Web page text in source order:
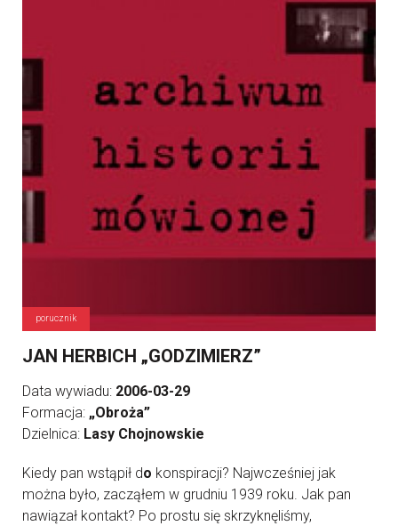
porucznik
JAN HERBICH „GODZIMIERZ”
Data wywiadu: 2006-03-29
Formacja: „Obroża”
Dzielnica: Lasy Chojnowskie
Kiedy pan wstąpił do konspiracji? Najwcześniej jak
można było, zacząłem w grudniu 1939 roku. Jak pan
nawiązał kontakt? Po prostu się skrzyknęliśmy,